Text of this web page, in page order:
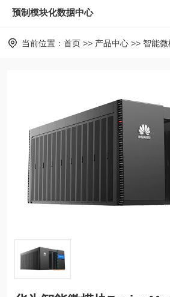
预制模块化数据中心
当前位置： 首页 >> 产品中心 >> 智能